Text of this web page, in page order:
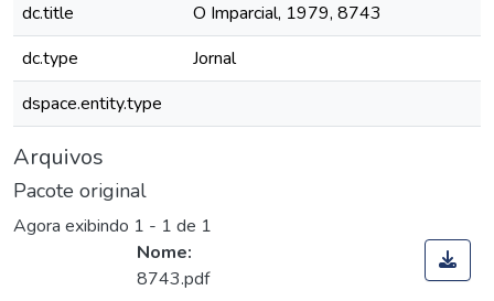
dc.title
O Imparcial, 1979, 8743
dc.type
Jornal
dspace.entity.type
Arquivos
Pacote original
Agora exibindo 1 - 1 de 1
Nome:
8743.pdf